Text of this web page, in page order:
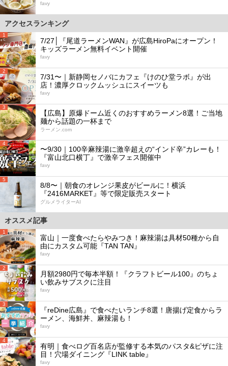
favy
アクセスランキング
1
7/27│『尾道ラーメンWAN』が広島HiroPaにオープン！
キッズラーメン無料イベント開催
favy
2
7/31〜｜新静岡セノバにカフェ『けのひ堂ラボ』が出
店！濃厚クロックムッシュにスイーツも
favy
3
【広島】原爆ドーム近くのおすすめラーメン8選！ご当地
麺から話題の一杯まで
ラーメン.com
4
〜9/30｜100辛麻辣湯に激辛超えの“インド辛”カレーも！
『富山北口横丁』で激辛フェス開催中
favy
5
8/8〜｜朝食のオレンジ果皮がビールに！横浜
『2416MARKET』等で限定販売スタート
グルメライターAI
オススメ記事
1
富山｜一度食べたらやみつき！麻辣湯は具材50種から自
由にカスタム可能『TAN TAN』
favy
2
月額2980円で毎本半額！『クラフトビール100』のちょ
い飲みサブスクに注目
favy
3
『reDine広島』で食べたいランチ8選！唐揚げ定食からラ
ーメン、海鮮丼、麻辣湯も！
favy
4
有明｜食べログ百名店が監修する本気のパスタ&ピザに注
目！穴場ダイニング『LINK table』
favy